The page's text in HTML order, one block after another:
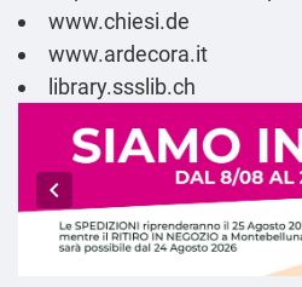
www.chiesi.de
www.ardecora.it
library.ssslib.ch